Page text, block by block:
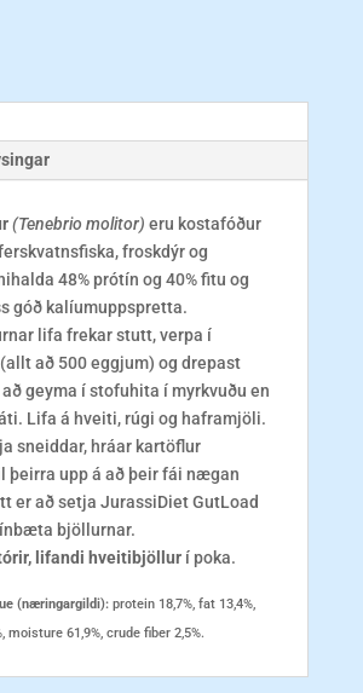
(Tenebrio molitor) eru kostafóður
froskdýr og
48% prótín og 40% fitu og
góð kalíumuppspretta.
lifa frekar stutt, verpa í
að 500 eggjum) og drepast
geyma í stofuhita í myrkvuðu en
Lifa á hveiti, rúgi og haframjöli.
sneiddar, hráar kartöflur
þeirra upp á að þeir fái nægan
er að setja JurassiDiet GutLoad
bjöllurnar.
lifandi hveitibjöllurí poka.
(næringargildi): protein 18,7%, fat 13,4%,
moisture 61,9%, crude fiber 2,5%.